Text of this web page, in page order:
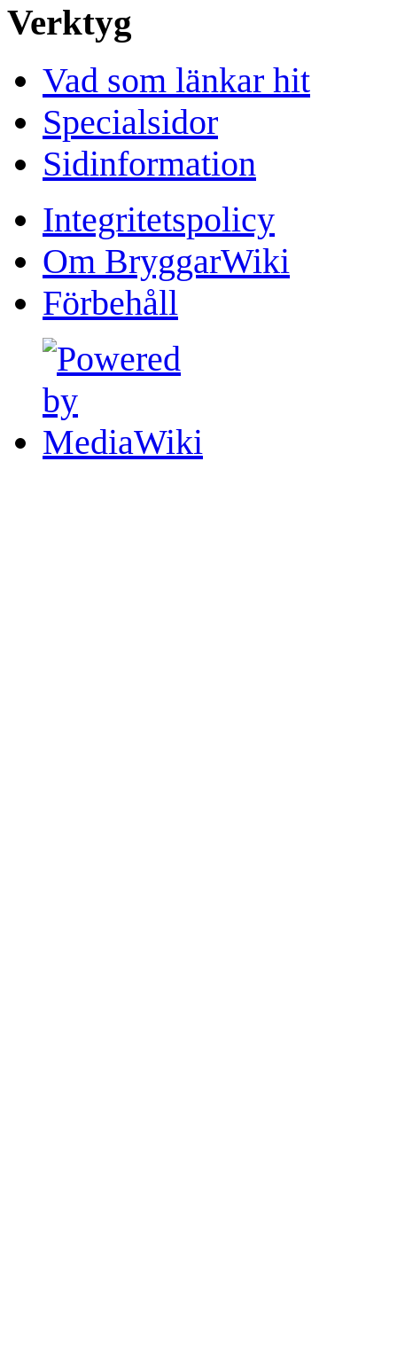
Verktyg
Vad som länkar hit
Specialsidor
Sidinformation
Integritetspolicy
Om BryggarWiki
Förbehåll